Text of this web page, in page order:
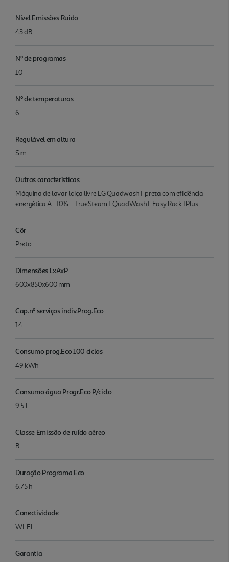
Nível Emissões Ruido
43 dB
Nº de programas
10
Nº de temperaturas
6
Regulável em altura
Sim
Outras características
Máquina de lavar loiça livre LG QuadwashT preta com eficiência
energética A -10% - TrueSteamT QuadWashT Easy RackTPlus
Côr
Preto
Dimensões LxAxP
600x850x600 mm
Cap.nº serviços indiv.Prog.Eco
14
Consumo prog.Eco 100 ciclos
49 kWh
Consumo água Progr.Eco P/ciclo
9.5 l
Classe Emissão de ruído aéreo
B
Duração Programa Eco
6.75 h
Conectividade
WI-FI
Garantia